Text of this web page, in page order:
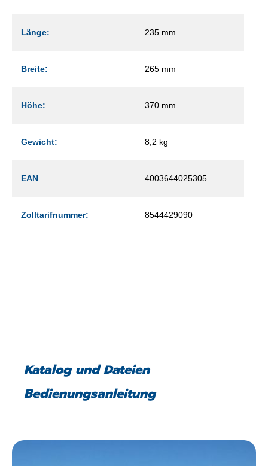
Länge: 235 mm
Breite: 265 mm
Höhe: 370 mm
Gewicht: 8,2 kg
EAN 4003644025305
Zolltarifnummer: 8544429090
Katalog und Dateien
Bedienungsanleitung